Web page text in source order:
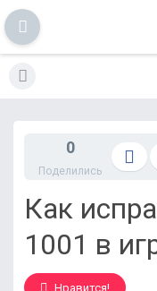
0
Поделились
Как
1001 в
Нравится!